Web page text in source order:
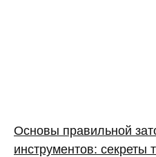
Основы правильной
инструментов: секреты